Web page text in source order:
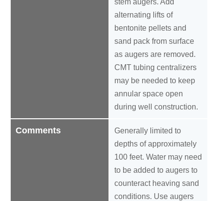
Comments
stem augers. Add
alternating lifts of
bentonite pellets and
sand pack from surface
as augers are removed.
CMT tubing centralizers
may be needed to keep
annular space open
during well construction.
Generally limited to
depths of approximately
100 feet. Water may need
to be added to augers to
counteract heaving sand
conditions. Use augers